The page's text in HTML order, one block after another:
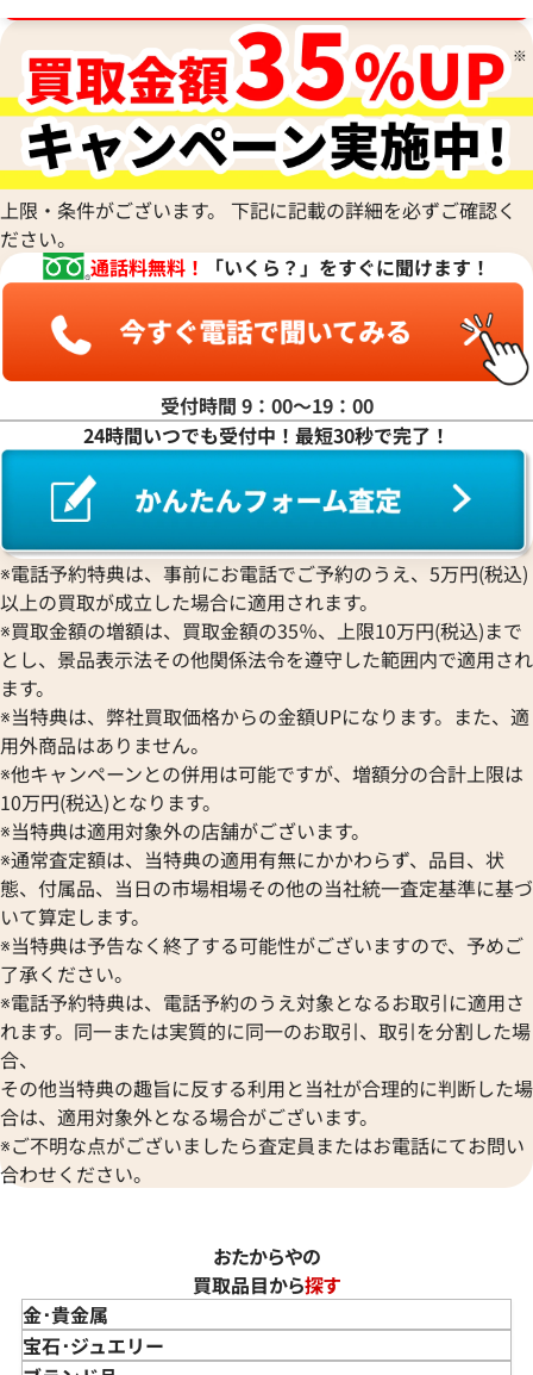
ナ行
ハ行
マ行
ヤ行
ワ行
上限・条件がございます。 下記に記載の詳細を必ずご確認く
ださい。
通話料無料！
「いくら？」をすぐに聞けます！
受付時間 9：00〜19：00
24時間いつでも受付中！最短30秒で完了！
※電話予約特典は、事前にお電話でご予約のうえ、5万円(税込)
以上の買取が成立した場合に適用されます。
※買取金額の増額は、買取金額の35％、上限10万円(税込)まで
とし、景品表示法その他関係法令を遵守した範囲内で適用され
ます。
※当特典は、弊社買取価格からの金額UPになります。また、適
用外商品はありません。
※他キャンペーンとの併用は可能ですが、増額分の合計上限は
10万円(税込)となります。
※当特典は適用対象外の店舗がございます。
※通常査定額は、当特典の適用有無にかかわらず、品目、状
態、付属品、当日の市場相場その他の当社統一査定基準に基づ
いて算定します。
※当特典は予告なく終了する可能性がございますので、予めご
了承ください。
※電話予約特典は、電話予約のうえ対象となるお取引に適用さ
れます。同一または実質的に同一のお取引、取引を分割した場
合、
その他当特典の趣旨に反する利用と当社が合理的に判断した場
合は、適用対象外となる場合がございます。
※ご不明な点がございましたら査定員またはお電話にてお問い
合わせください。
おたからやの
買取品目から探す
金･貴金属
金 買取
宝石･ジュエリー